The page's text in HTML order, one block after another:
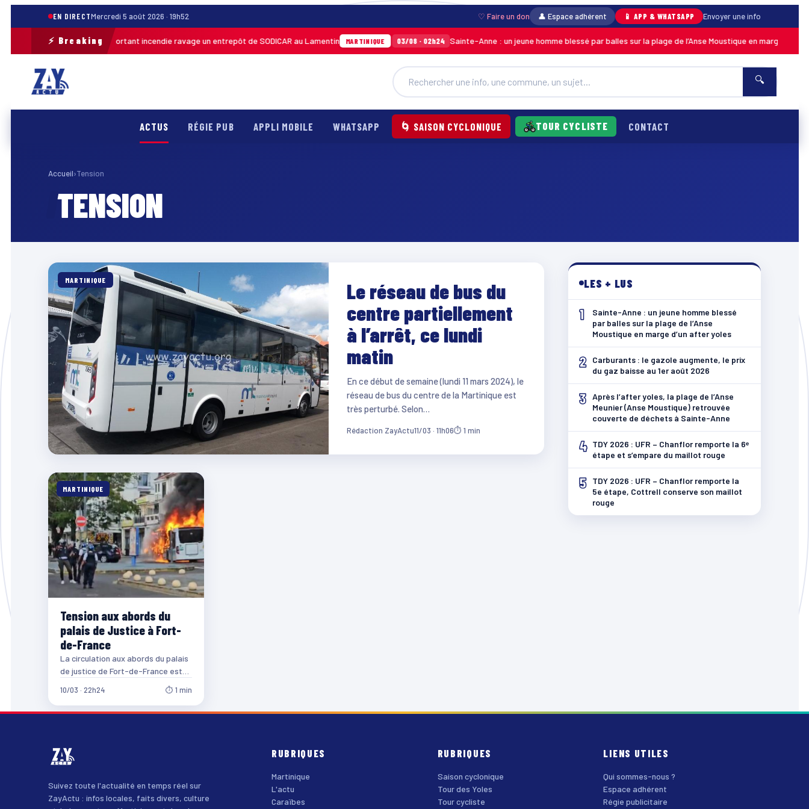
EN DIRECTMercredi 5 août 2026 · 19h52 ♡ Faire un don 👤 Espace adhérent 📱 APP & WHATSAPP Envoyer une info
⚡ Breaking
Hier · 11h06 Un important incendie ravage un entrepôt de SODICAR au Lamentin MARTINIQUE 03/08 · 02h24 Sainte-Anne : un jeune homme blessé par balles sur la plage de l’Anse Moustique en marge d’un
🔍
ACTUS RÉGIE PUB APPLI MOBILE WHATSAPP 🌀 SAISON CYCLONIQUE TOUR CYCLISTE CONTACT
Accueil›Tension
TENSION
MARTINIQUE
Le réseau de bus du
centre partiellement
à l’arrêt, ce lundi
matin
En ce début de semaine (lundi 11 mars 2024), le
réseau de bus du centre de la Martinique est
très perturbé. Selon…
Rédaction ZayActu11/03 · 11h06⏱ 1 min
MARTINIQUE
Tension aux abords du
palais de Justice à Fort-
de-France
La circulation aux abords du palais
de justice de Fort-de-France est
très compliquée, ce dimanche en
fin d’après-midi…
10/03 · 22h24 ⏱ 1 min
LES + LUS
1
Sainte-Anne : un jeune homme blessé
par balles sur la plage de l’Anse
Moustique en marge d’un after yoles
2
Carburants : le gazole augmente, le prix
du gaz baisse au 1er août 2026
3 Après l’after yoles, la plage de l’Anse
Meunier (Anse Moustique) retrouvée
couverte de déchets à Sainte-Anne
4 TDY 2026 : UFR – Chanflor remporte la 6ᵉ
étape et s’empare du maillot rouge
5
TDY 2026 : UFR – Chanflor remporte la
5e étape, Cottrell conserve son maillot
rouge
Suivez toute l'actualité en temps réel sur
ZayActu : infos locales, faits divers, culture
RUBRIQUES
Martinique
L'actu
Caraïbes
RUBRIQUES
Saison cyclonique
Tour des Yoles
Tour cycliste
LIENS UTILES
Qui sommes-nous ?
Espace adhérent
Régie publicitaire